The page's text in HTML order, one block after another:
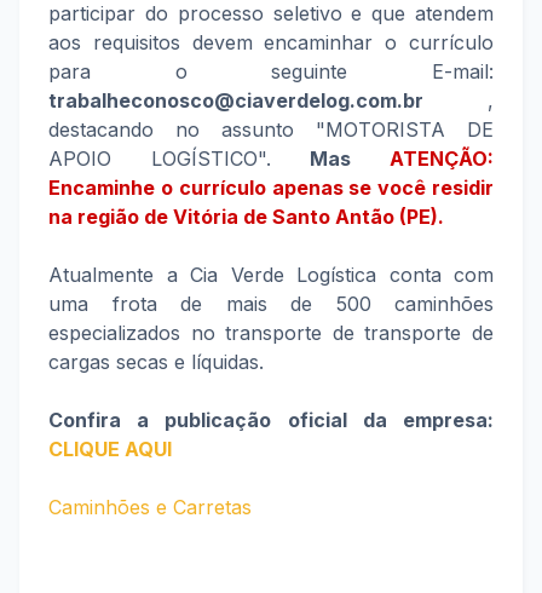
participar do processo seletivo e que atendem
aos requisitos devem encaminhar o currículo
para o seguinte E-mail:
trabalheconosco@ciaverdelog.com.br ,
destacando no assunto "MOTORISTA DE
APOIO LOGÍSTICO". MasATENÇÃO:
Encaminhe o currículo apenas se você residir
na região de Vitória de Santo Antão (PE).
Atualmente a Cia Verde Logística conta com
uma frota de mais de 500 caminhões
especializados no transporte de transporte de
cargas secas e líquidas.
Confira a publicação oficial da empresa:
CLIQUE AQUI
Caminhões e Carretas